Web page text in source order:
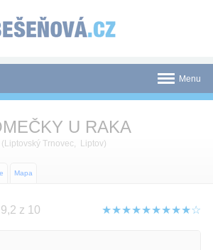
Menu
U RAKA
(Liptovský Trnovec, Liptov)
Mapa
z 10 ★★★★★★★★★☆